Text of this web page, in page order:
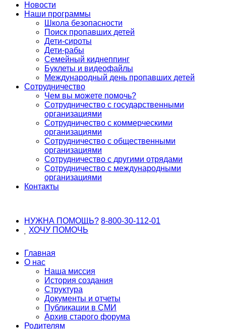
Новости
Наши программы
Школа безопасности
Поиск пропавших детей
Дети-сироты
Дети-рабы
Семейный киднеппинг
Буклеты и видеофайлы
Международный день пропавших детей
Сотрудничество
Чем вы можете помочь?
Сотрудничество с государственными
организациями
Сотрудничество с коммерческими
организациями
Сотрудничество с общественными
организациями
Сотрудничество с другими отрядами
Сотрудничество с международными
организациями
Контакты
НУЖНА ПОМОЩЬ? 8-800-30-112-01
ХОЧУ ПОМОЧЬ
Главная
О нас
Наша миссия
История создания
Структура
Документы и отчеты
Публикации в СМИ
Архив старого форума
Родителям